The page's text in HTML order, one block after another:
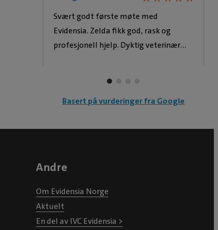
Svært godt første møte med
Evidensia. Zelda fikk god, rask og
profesjonell hjelp. Dyktig veterinær
Basert på vurderinger fra Google
Andre
Om Evidensia Norge
Aktuelt
En del av IVC Evidensia >